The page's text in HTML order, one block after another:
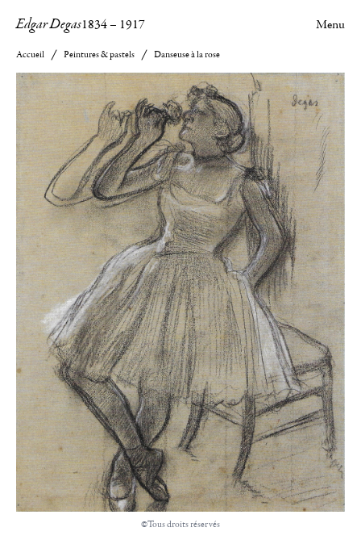
Edgar Degas1834– 1917 Menu
Accueil Peintures & pastels Danseuse à la rose
©Tous droits réservés